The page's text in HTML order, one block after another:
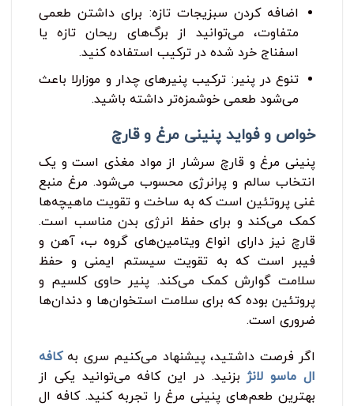
اضافه کردن سبزیجات تازه: برای داشتن طعمی
متفاوت، می‌توانید از برگ‌های ریحان تازه یا
اسفناج خرد شده در ترکیب استفاده کنید.
تنوع در پنیر: ترکیب پنیرهای چدار و موزارلا باعث
می‌شود طعمی خوشمزه‌تر داشته باشید.
خواص و فواید پنینی مرغ و قارچ
پنینی مرغ و قارچ سرشار از مواد مغذی است و یک
انتخاب سالم و پرانرژی محسوب می‌شود. مرغ منبع
غنی پروتئین است که به ساخت و تقویت ماهیچه‌ها
کمک می‌کند و برای حفظ انرژی بدن مناسب است.
قارچ نیز دارای انواع ویتامین‌های گروه ب، آهن و
فیبر است که به تقویت سیستم ایمنی و حفظ
سلامت گوارش کمک می‌کند. پنیر حاوی کلسیم و
پروتئین بوده که برای سلامت استخوان‌ها و دندان‌ها
ضروری است.
اگر فرصت داشتید، پیشنهاد می‌کنیم سری بهکافه
ال ماسو لانژ بزنید. در این کافه می‌توانید یکی از
بهترین طعم‌های پنینی مرغ را تجربه کنید. کافه ال